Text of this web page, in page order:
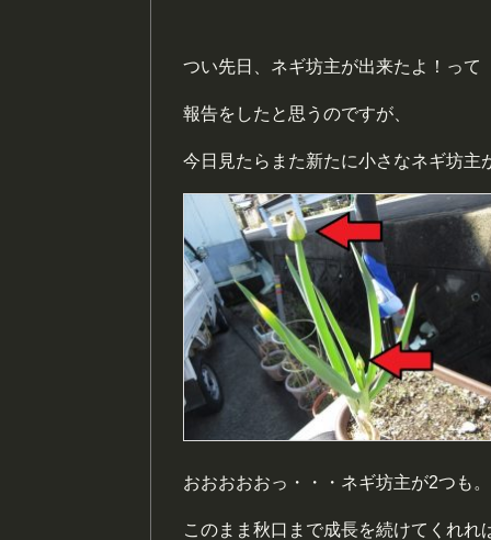
つい先日、ネギ坊主が出来たよ！って
報告をしたと思うのですが、
今日見たらまた新たに小さなネギ坊主
おおおおおっ・・・ネギ坊主が2つも
このまま秋口まで成長を続けてくれれ